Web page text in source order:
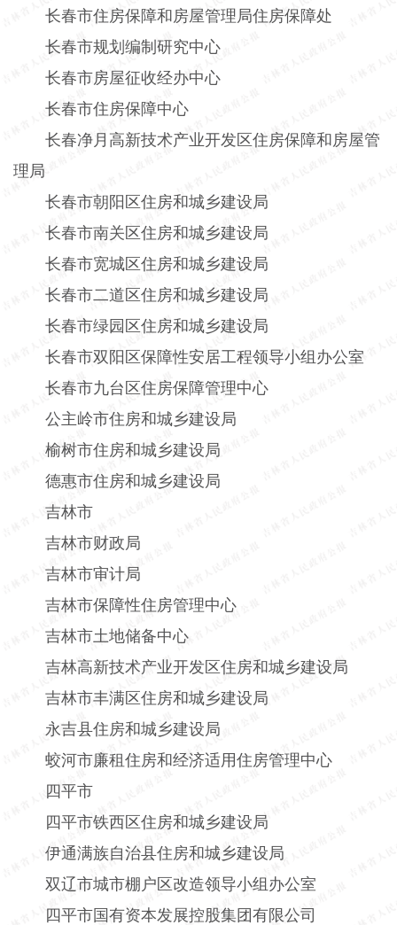
长春市住房保障和房屋管理局住房保障处
长春市规划编制研究中心
长春市房屋征收经办中心
长春市住房保障中心
长春净月高新技术产业开发区住房保障和房屋管
理局
长春市朝阳区住房和城乡建设局
长春市南关区住房和城乡建设局
长春市宽城区住房和城乡建设局
长春市二道区住房和城乡建设局
长春市绿园区住房和城乡建设局
长春市双阳区保障性安居工程领导小组办公室
长春市九台区住房保障管理中心
公主岭市住房和城乡建设局
榆树市住房和城乡建设局
德惠市住房和城乡建设局
吉林市
吉林市财政局
吉林市审计局
吉林市保障性住房管理中心
吉林市土地储备中心
吉林高新技术产业开发区住房和城乡建设局
吉林市丰满区住房和城乡建设局
永吉县住房和城乡建设局
蛟河市廉租住房和经济适用住房管理中心
四平市
四平市铁西区住房和城乡建设局
伊通满族自治县住房和城乡建设局
双辽市城市棚户区改造领导小组办公室
四平市国有资本发展控股集团有限公司